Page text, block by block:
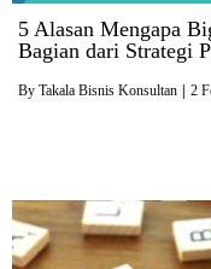
5 Alasan Mengapa
Bagian dari Strategi
By Takala Bisnis Konsultan | 2